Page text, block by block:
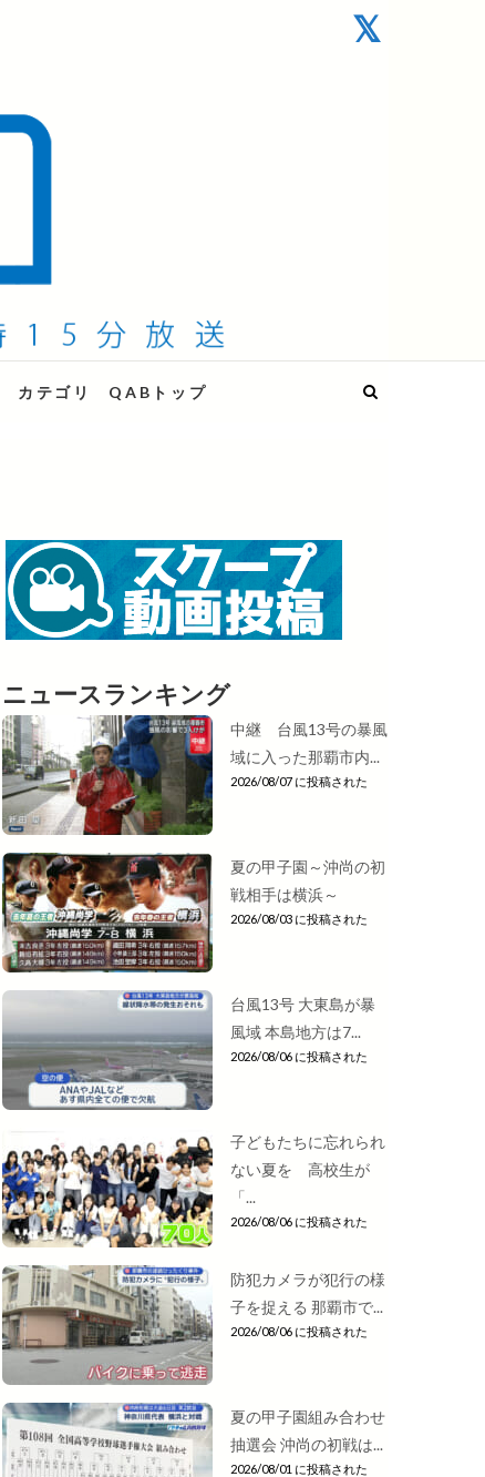
カテゴリ QABトップ
ニュースランキング
中継 台風13号の暴風
域に入った那覇市内...
2026/08/07 に投稿された
夏の甲子園～沖尚の初
戦相手は横浜～
2026/08/03 に投稿された
台風13号 大東島が暴
風域 本島地方は7...
2026/08/06 に投稿された
子どもたちに忘れられ
ない夏を 高校生が
「...
2026/08/06 に投稿された
防犯カメラが犯行の様
子を捉える 那覇市で...
2026/08/06 に投稿された
夏の甲子園組み合わせ
抽選会 沖尚の初戦は...
2026/08/01 に投稿された